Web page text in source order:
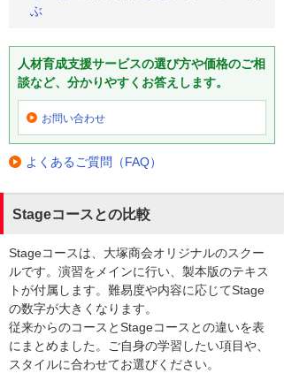
ぶ
人材育成支援サービスの選び方や価格のご相
談など、分かりやすくお答えします。
お問い合わせ
よくあるご質問（FAQ）
Stageコースとの比較
Stageコースは、大塚商会オリジナルのスクー
ルです。演習をメインに行い、製本版のテキス
トが付属します。難易度や内容に応じてStage
の数字が大きくなります。
従来からのコースとStageコースとの違いを表
にまとめました。ご自身の学習したい項目や、
スタイルに合わせてお選びください。